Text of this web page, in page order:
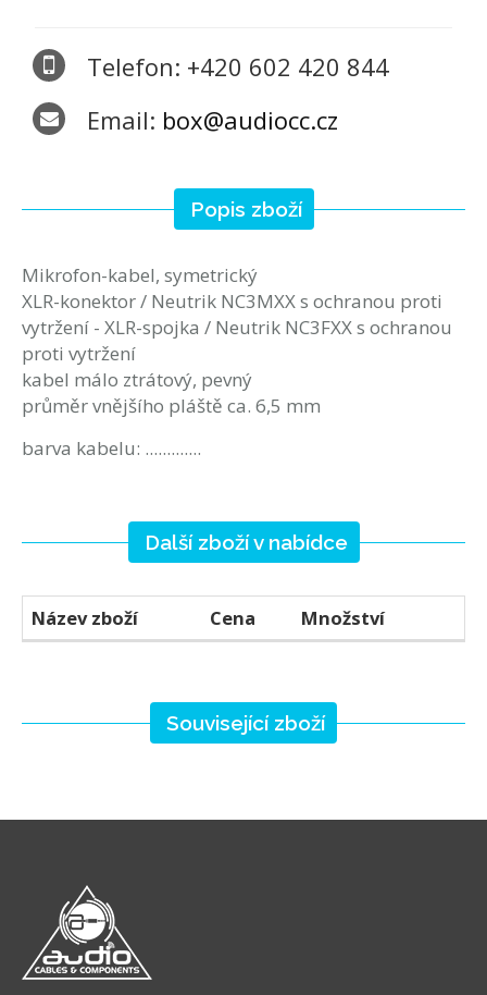
Telefon: +420 602 420 844
Email: box@audiocc.cz
Popis zboží
Mikrofon-kabel, symetrický
XLR-konektor / Neutrik NC3MXX s ochranou proti
vytržení - XLR-spojka / Neutrik NC3FXX s ochranou
proti vytržení
kabel málo ztrátový, pevný
průměr vnějšího pláště ca. 6,5 mm
barva kabelu: .............
Další zboží v nabídce
Název zboží Cena Množství
Související zboží